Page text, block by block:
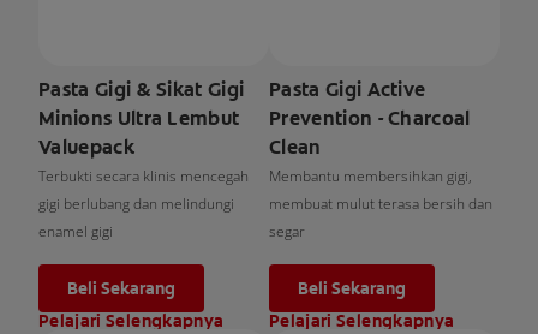
Pasta Gigi & Sikat Gigi
Minions Ultra Lembut
Valuepack
Terbukti secara klinis mencegah
gigi berlubang dan melindungi
enamel gigi
Beli Sekarang
Pelajari Selengkapnya
Pasta Gigi Active
Prevention - Charcoal
Clean
Membantu membersihkan gigi,
membuat mulut terasa bersih dan
segar
Beli Sekarang
Pelajari Selengkapnya